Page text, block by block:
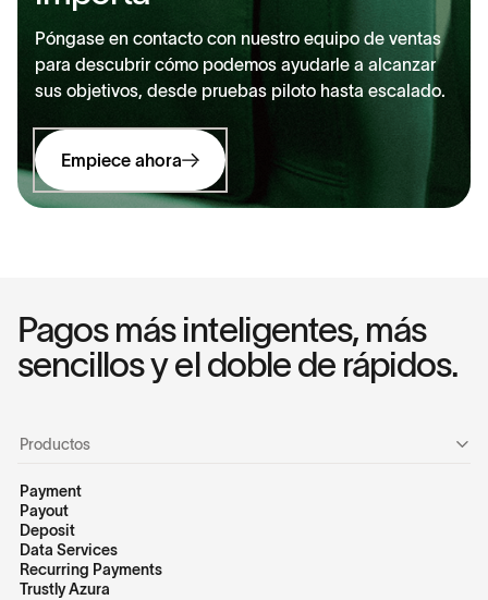
Póngase en contacto con nuestro equipo de ventas
para descubrir cómo podemos ayudarle a alcanzar
sus objetivos, desde pruebas piloto hasta escalado.
Empiece ahora
Pagos más inteligentes, más
sencillos y el doble de rápidos.
Productos
Payment
Payout
Deposit
Data Services
Recurring Payments
Trustly Azura